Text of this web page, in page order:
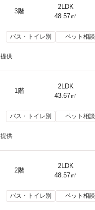
3階
2LDK
48.57㎡
バス・トイレ別 ペット相談
提供
1階
2LDK
43.67㎡
バス・トイレ別 ペット相談
提供
2階
2LDK
48.57㎡
バス・トイレ別 ペット相談